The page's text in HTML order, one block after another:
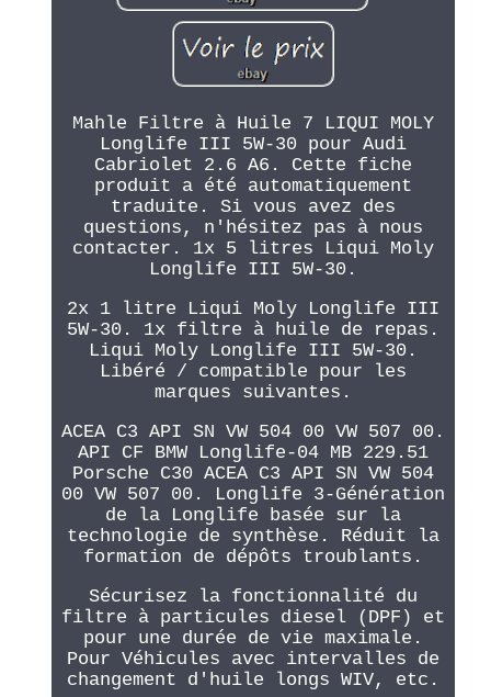
Mahle Filtre à Huile 7 LIQUI MOLY
Longlife III 5W-30 pour Audi
Cabriolet 2.6 A6. Cette fiche
produit a été automatiquement
traduite. Si vous avez des
questions, n'hésitez pas à nous
contacter. 1x 5 litres Liqui Moly
Longlife III 5W-30.
2x 1 litre Liqui Moly Longlife III
5W-30. 1x filtre à huile de repas.
Liqui Moly Longlife III 5W-30.
Libéré / compatible pour les
marques suivantes.
ACEA C3 API SN VW 504 00 VW 507 00.
API CF BMW Longlife-04 MB 229.51
Porsche C30 ACEA C3 API SN VW 504
00 VW 507 00. Longlife 3-Génération
de la Longlife basée sur la
technologie de synthèse. Réduit la
formation de dépôts troublants.
Sécurisez la fonctionnalité du
filtre à particules diesel (DPF) et
pour une durée de vie maximale.
Pour Véhicules avec intervalles de
changement d'huile longs WIV, etc.